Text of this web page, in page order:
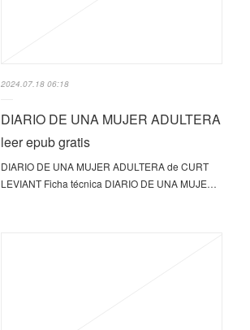
2024.07.18 06:18
DIARIO DE UNA MUJER ADULTERA
leer epub gratis
DIARIO DE UNA MUJER ADULTERA de CURT
LEVIANT Ficha técnica DIARIO DE UNA MUJE…